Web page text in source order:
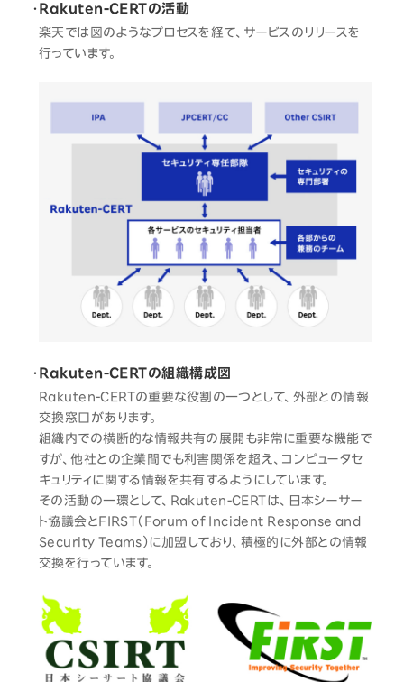
Rakuten-CERTの活動
楽天では図のようなプロセスを経て、サービスのリリースを
行っています。
Rakuten-CERTの組織構成図
Rakuten-CERTの重要な役割の一つとして、外部との情報
交換窓口があります。
組織内での横断的な情報共有の展開も非常に重要な機能で
すが、他社との企業間でも利害関係を超え、コンピュータセ
キュリティに関する情報を共有するようにしています。
その活動の一環として、Rakuten-CERTは、日本シーサー
ト協議会とFIRST（Forum of Incident Response and
Security Teams）に加盟しており、積極的に外部との情報
交換を行っています。